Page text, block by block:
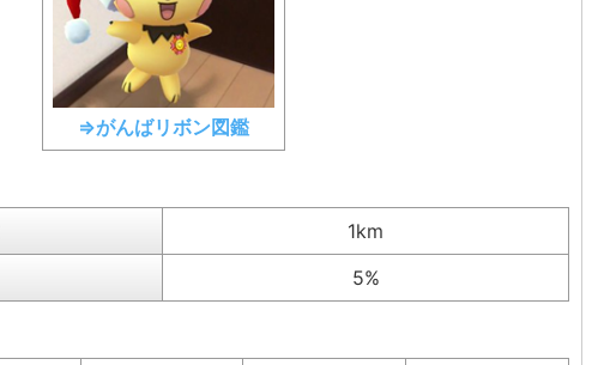
⇒がんばリボン図鑑
1km
5%